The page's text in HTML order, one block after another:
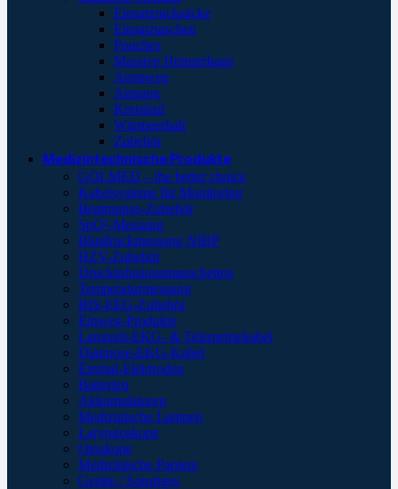
Einsatzrucksäcke
Einsatztaschen
Pouches
Massive Hemorrhage
Atemweg
Atmung
Kreislauf
Wärmeerhalt
Zubehör
Medizintechnische Produkte
GOLMED – the better choice
Kabelsysteme für Monitoring
Beatmungs-Zubehör
SpO²-Messung
Blutdruckmessung NIBP
HZV-Zubehör
Druckinfusionsmanschetten
Temperaturmessung
BIS-EEG-Zubehör
Einweg-Produkte
Langzeit-EKG- & Telemetriekabel
Diagnose-EKG-Kabel
Einmal-Elektroden
Batterien
Akkumulatoren
Medizinische Lampen
Laryngoskope
Otoskope
Medizinische Papiere
Geräte / Sonstiges